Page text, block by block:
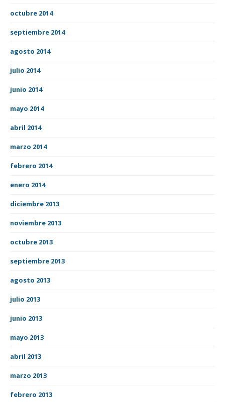
octubre 2014
septiembre 2014
agosto 2014
julio 2014
junio 2014
mayo 2014
abril 2014
marzo 2014
febrero 2014
enero 2014
diciembre 2013
noviembre 2013
octubre 2013
septiembre 2013
agosto 2013
julio 2013
junio 2013
mayo 2013
abril 2013
marzo 2013
febrero 2013